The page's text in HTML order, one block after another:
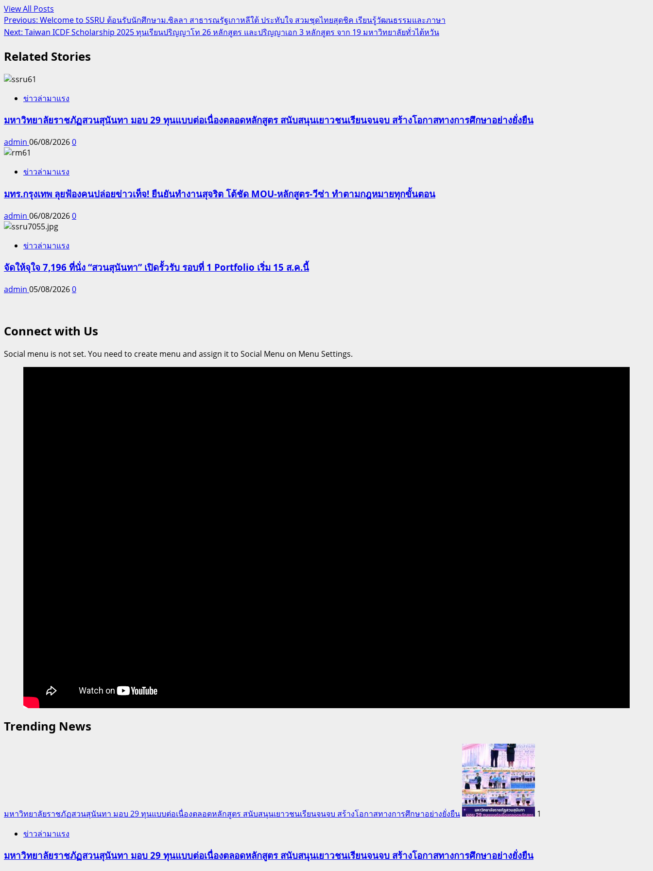
View All Posts
Post
navigation
Previous: Welcome to SSRU ต้อนรับนักศึกษาม.ซิลลา สาธารณรัฐเกาหลีใต้ ประทับใจ สวมชุดไทยสุดชิค เรียนรู้วัฒนธรรมและภาษา
Next: Taiwan ICDF Scholarship 2025 ทุนเรียนปริญญาโท 26 หลักสูตร และปริญญาเอก 3 หลักสูตร จาก 19 มหาวิทยาลัยทั่วไต้หวัน
Related Stories
ข่าวล่ามาแรง
มหาวิทยาลัยราชภัฏสวนสุนันทา มอบ 29 ทุนแบบต่อเนื่องตลอดหลักสูตร สนับสนุนเยาวชนเรียนจนจบ สร้างโอกาสทางการศึกษาอย่างยั่งยืน
admin 06/08/20260
ข่าวล่ามาแรง
มทร.กรุงเทพ ลุยฟ้องคนปล่อยข่าวเท็จ! ยืนยันทำงานสุจริต โต้ชัด MOU-หลักสูตร-วีซ่า ทำตามกฎหมายทุกขั้นตอน
admin 06/08/20260
ข่าวล่ามาแรง
จัดให้จุใจ 7,196 ที่นั่ง “สวนสุนันทา” เปิดรั้วรับ รอบที่ 1 Portfolio เริ่ม 15 ส.ค.นี้
admin 05/08/20260
Connect with Us
Social menu is not set. You need to create menu and assign it to Social Menu on Menu Settings.
Trending News
มหาวิทยาลัยราชภัฏสวนสุนันทา มอบ 29 ทุนแบบต่อเนื่องตลอดหลักสูตร สนับสนุนเยาวชนเรียนจนจบ สร้างโอกาสทางการศึกษาอย่างยั่งยืน
1
ข่าวล่ามาแรง
มหาวิทยาลัยราชภัฏสวนสุนันทา มอบ 29 ทุนแบบต่อเนื่องตลอดหลักสูตร สนับสนุนเยาวชนเรียนจนจบ สร้างโอกาสทางการศึกษาอย่างยั่งยืน